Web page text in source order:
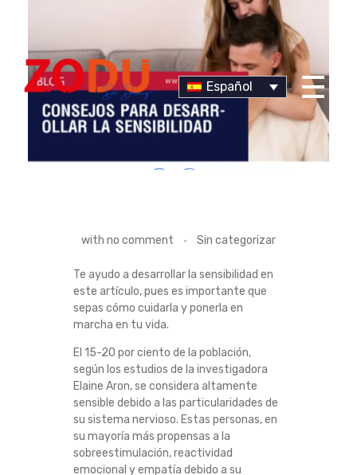
Dr Duany
Español
with no comment Sin categorizar
Te ayudo a desarrollar la sensibilidad en
este artículo, pues es importante que
sepas cómo cuidarla y ponerla en
marcha en tu vida.
El 15-20 por ciento de la población,
según los estudios de la investigadora
Elaine Aron, se considera altamente
sensible debido a las particularidades de
su sistema nervioso. Estas personas, en
su mayoría más propensas a la
sobreestimulación, reactividad
emocional y empatía debido a su